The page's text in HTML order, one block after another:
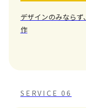
デザインのみなら
作
SERVICE 06